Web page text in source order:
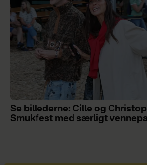
Se billederne: Cille og
Smukfest med særligt